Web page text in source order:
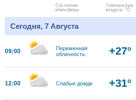
Состояние
атмосферы
Температура
воздуха, °C
Сегодня, 7 Августа
09:00
Переменная
облачность
+27°
12:00 Слабые дожди +31°